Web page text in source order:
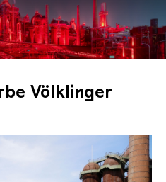
Hochofengruppe in Rot
Copyright:
Völklinger